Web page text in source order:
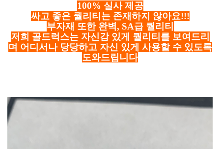
100% 실사 제공
싸고 좋은 퀄리티는 존재하지 않아요!!!
부자재 또한 완벽, SA급 퀄리티
저희 골드럭스는 자신감 있게 퀄리티를 보여드리
며 어디서나 당당하고 자신 있게 사용할 수 있도록
도와드립니다